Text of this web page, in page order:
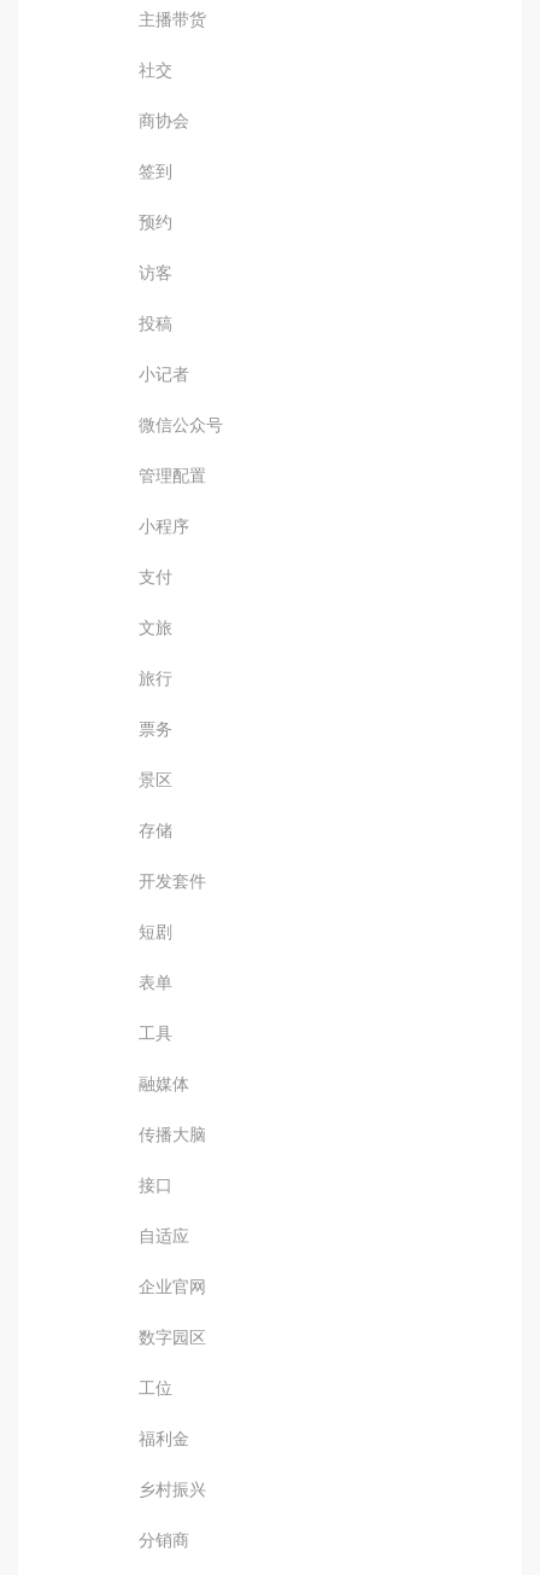
主播带货
社交
商协会
签到
预约
访客
投稿
小记者
微信公众号
管理配置
小程序
支付
文旅
旅行
票务
景区
存储
开发套件
短剧
表单
工具
融媒体
传播大脑
接口
自适应
企业官网
数字园区
工位
福利金
乡村振兴
分销商